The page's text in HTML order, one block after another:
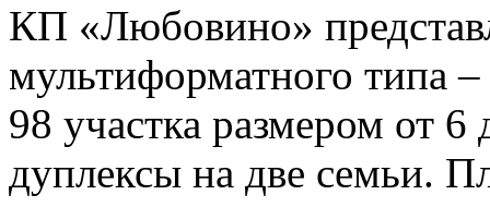
КП «Любовино»
мультиформатного типа
98 участка размером от
дуплексы на две семьи.